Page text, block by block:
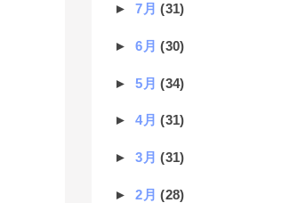
►7月(31)
►6月(30)
►5月(34)
►4月(31)
►3月(31)
►2月(28)